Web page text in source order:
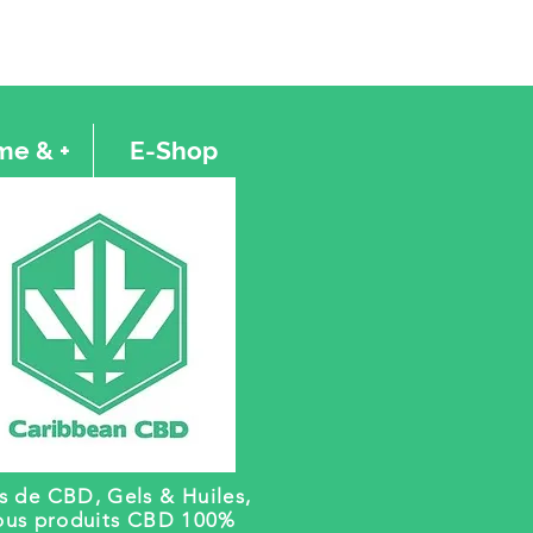
& + E-Shop
de CBD, Gels & Huiles,
produits CBD 100%